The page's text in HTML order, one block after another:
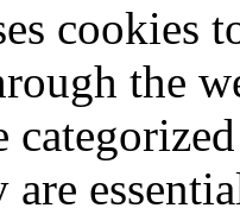
cookies
the
are